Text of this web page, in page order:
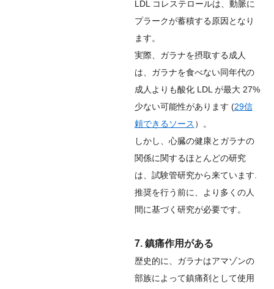
LDL コレステロールは、動脈に
プラークが蓄積する原因となり
ます。
実際、ガラナを摂取する成人
は、ガラナを食べない同年代の
成人よりも酸化 LDL が最大 27%
少ない可能性があります (29信
頼できるソース ）。
しかし、心臓の健康とガラナの
関係に関するほとんどの研究
は、試験管研究から来ています.
推奨を行う前に、より多くの人
間に基づく研究が必要です。
7. 鎮痛作用がある
歴史的に、ガラナはアマゾンの
部族によって鎮痛剤として使用